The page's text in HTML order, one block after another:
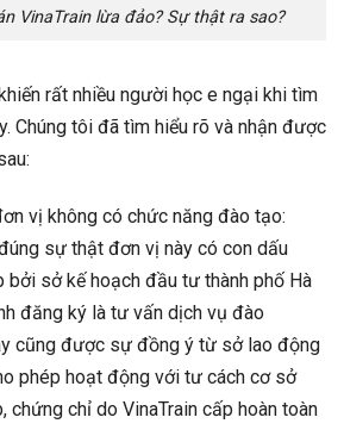
VinaTrain lừa đảo? Sự thật ra sao?
rất nhiều người học e ngại khi tìm
Chúng tôi đã tìm hiểu rõ và nhận được
vị không có chức năng đào tạo:
sự thật đơn vị này có con dấu
sở kế hoạch đầu tư thành phố Hà
đăng ký là tư vấn dịch vụ đào
cũng được sự đồng ý từ sở lao động
phép hoạt động với tư cách cơ sở
chứng chỉ do VinaTrain cấp hoàn toàn